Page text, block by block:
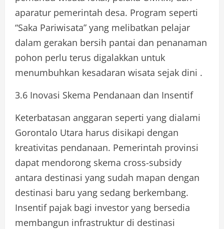
aparatur pemerintah desa. Program seperti
“Saka Pariwisata” yang melibatkan pelajar
dalam gerakan bersih pantai dan penanaman
pohon perlu terus digalakkan untuk
menumbuhkan kesadaran wisata sejak dini .
3.6 Inovasi Skema Pendanaan dan Insentif
Keterbatasan anggaran seperti yang dialami
Gorontalo Utara harus disikapi dengan
kreativitas pendanaan. Pemerintah provinsi
dapat mendorong skema cross-subsidy
antara destinasi yang sudah mapan dengan
destinasi baru yang sedang berkembang.
Insentif pajak bagi investor yang bersedia
membangun infrastruktur di destinasi